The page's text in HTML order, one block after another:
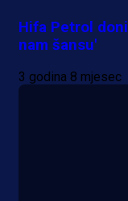
Hifa Petrol
nam šansu'
3 godina 8 mjesec